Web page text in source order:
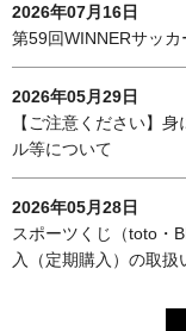
2026年07月16日
第59回WINNERサッ
2026年05月29日
【ご注意ください】
ル等について
2026年05月28日
スポーツくじ（toto・
入（定期購入）の取扱